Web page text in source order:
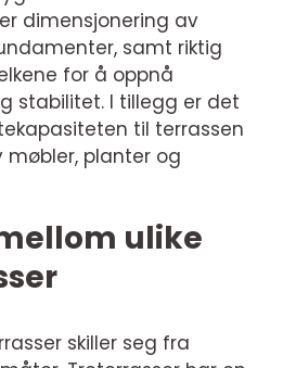
dimensjonering av
samt riktig
for å oppnå
stabilitet. I tillegg er det
til terrassen
planter og
ulike
skiller seg fra